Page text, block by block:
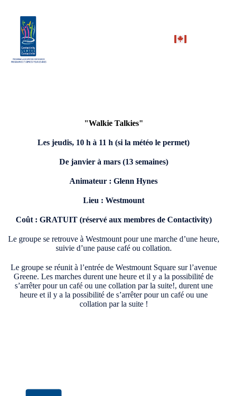
"Walkie Talkies"
Les jeudis, 10 h à 11 h (si la météo le permet)
De janvier à mars (13 semaines)
Animateur : Glenn Hynes
Lieu : Westmount
Coût : GRATUIT (réservé aux membres de Contactivity)
Le groupe se retrouve à Westmount pour une marche d’une heure,
suivie d’une pause café ou collation.
Le groupe se réunit à l’entrée de Westmount Square sur l’avenue
Greene. Les marches durent une heure et il y a la possibilité de
s’arrêter pour un café ou une collation par la suite!, durent une
heure et il y a la possibilité de s’arrêter pour un café ou une
collation par la suite !